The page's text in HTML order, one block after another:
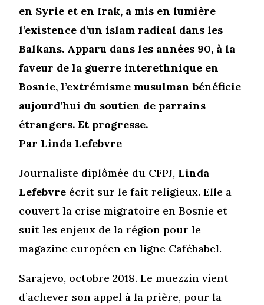
en Syrie et en Irak, a mis en lumière
l’existence d’un islam radical dans les
Balkans. Apparu dans les années 90, à la
faveur de la guerre interethnique en
Bosnie, l’extrémisme musulman bénéficie
aujourd’hui du soutien de parrains
étrangers. Et progresse.
Par Linda Lefebvre
Journaliste diplômée du CFPJ, Linda
Lefebvre écrit sur le fait religieux. Elle a
couvert la crise migratoire en Bosnie et
suit les enjeux de la région pour le
magazine européen en ligne Cafébabel.
Sarajevo, octobre 2018. Le muezzin vient
d’achever son appel à la prière, pour la